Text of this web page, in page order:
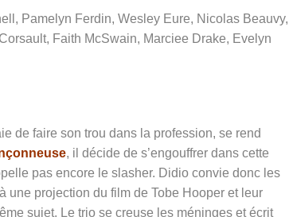
Pamelyn Ferdin, Wesley Eure, Nicolas Beauvy,
Faith McSwain, Marciee Drake, Evelyn
de faire son trou dans la profession, se rend
, il décide de s’engouffrer dans cette
pas encore le slasher. Didio convie donc les
une projection du film de Tobe Hooper et leur
sujet. Le trio se creuse les méninges et écrit